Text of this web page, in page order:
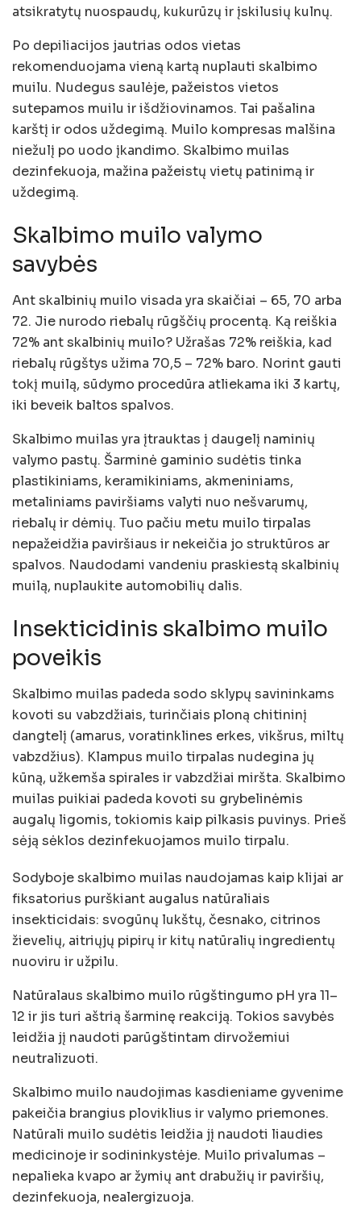
atsikratytų nuospaudų, kukurūzų ir įskilusių kulnų.
Po depiliacijos jautrias odos vietas
rekomenduojama vieną kartą nuplauti skalbimo
muilu. Nudegus saulėje, pažeistos vietos
sutepamos muilu ir išdžiovinamos. Tai pašalina
karštį ir odos uždegimą. Muilo kompresas malšina
niežulį po uodo įkandimo. Skalbimo muilas
dezinfekuoja, mažina pažeistų vietų patinimą ir
uždegimą.
Skalbimo muilo valymo
savybės
Ant skalbinių muilo visada yra skaičiai – 65, 70 arba
72. Jie nurodo riebalų rūgščių procentą. Ką reiškia
72% ant skalbinių muilo? Užrašas 72% reiškia, kad
riebalų rūgštys užima 70,5 – 72% baro. Norint gauti
tokį muilą, sūdymo procedūra atliekama iki 3 kartų,
iki beveik baltos spalvos.
Skalbimo muilas yra įtrauktas į daugelį naminių
valymo pastų. Šarminė gaminio sudėtis tinka
plastikiniams, keramikiniams, akmeniniams,
metaliniams paviršiams valyti nuo nešvarumų,
riebalų ir dėmių. Tuo pačiu metu muilo tirpalas
nepažeidžia paviršiaus ir nekeičia jo struktūros ar
spalvos. Naudodami vandeniu praskiestą skalbinių
muilą, nuplaukite automobilių dalis.
Insekticidinis skalbimo muilo
poveikis
Skalbimo muilas padeda sodo sklypų savininkams
kovoti su vabzdžiais, turinčiais ploną chitininį
dangtelį (amarus, voratinklines erkes, vikšrus, miltų
vabzdžius). Klampus muilo tirpalas nudegina jų
kūną, užkemša spirales ir vabzdžiai miršta. Skalbimo
muilas puikiai padeda kovoti su grybelinėmis
augalų ligomis, tokiomis kaip pilkasis puvinys. Prieš
sėją sėklos dezinfekuojamos muilo tirpalu.
Sodyboje skalbimo muilas naudojamas kaip klijai ar
fiksatorius purškiant augalus natūraliais
insekticidais: svogūnų lukštų, česnako, citrinos
žievelių, aitriųjų pipirų ir kitų natūralių ingredientų
nuoviru ir užpilu.
Natūralaus skalbimo muilo rūgštingumo pH yra 11–
12 ir jis turi aštrią šarminę reakciją. Tokios savybės
leidžia jį naudoti parūgštintam dirvožemiui
neutralizuoti.
Skalbimo muilo naudojimas kasdieniame gyvenime
pakeičia brangius ploviklius ir valymo priemones.
Natūrali muilo sudėtis leidžia jį naudoti liaudies
medicinoje ir sodininkystėje. Muilo privalumas –
nepalieka kvapo ar žymių ant drabužių ir paviršių,
dezinfekuoja, nealergizuoja.